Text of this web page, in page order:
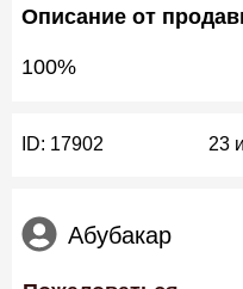
Описание от
100%
ID: 17902 23
Абубакар